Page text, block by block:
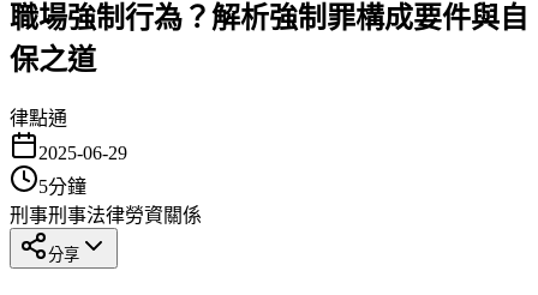
職場強制行為？解析強制罪構成要件與自
保之道
律點通
2025-06-29
5分鐘
刑事刑事法律勞資關係
分享